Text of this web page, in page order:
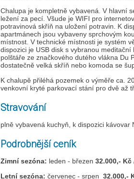
Chalupa je kompletně vybavená. V hlavní
ležení za pecí. Všude je WIFI pro
potravinová skříň na uložení potravin. K
apartmánech jsou vybaveny sprchovým
místnost. V technické místnosti je systém
dispozici je USB disk s vybranou
polštáře ze značkového dutého vlákna
dostatečně velká skříň nebo komoda se
K chalupě přiléhá pozemek o výměře ca.
venkovní kryté parkovací stání pro dvě až
Stravování
plně vybavená kuchyň, k dispozici kávovar
Podrobnější ceník
Zimní sezóna: leden - březen 32.000,- Kč
Letní sezóna: červenec - srpen 32.000,-